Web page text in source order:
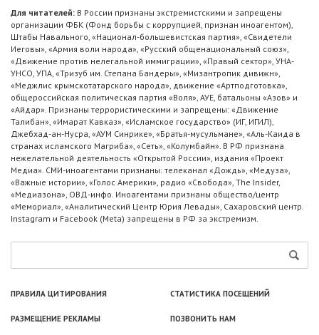
Для читателей: В России признаны экстремистскими и запрещены
организации ФБК (Фонд борьбы с коррупцией, признан иноагентом),
Штабы Навального, «Национал-большевистская партия», «Свидетели
Иеговы», «Армия воли народа», «Русский общенациональный союз»,
«Движение против нелегальной иммиграции», «Правый сектор», УНА-
УНСО, УПА, «Тризуб им. Степана Бандеры», «Мизантропик дивижн»,
«Меджлис крымскотатарского народа», движение «Артподготовка»,
общероссийская политическая партия «Воля», АУЕ, батальоны «Азов» и
«Айдар». Признаны террористическими и запрещены: «Движение
Талибан», «Имарат Кавказ», «Исламское государство» (ИГ, ИГИЛ),
Джебхад-ан-Нусра, «АУМ Синрике», «Братья-мусульмане», «Аль-Каида в
странах исламского Магриба», «Сеть», «Колумбайн». В РФ признана
нежелательной деятельность «Открытой России», издания «Проект
Медиа». СМИ-иноагентами признаны: телеканал «Дождь», «Медуза»,
«Важные истории», «Голос Америки», радио «Свобода», The Insider,
«Медиазона», ОВД-инфо. Иноагентами признаны общество/центр
«Мемориал», «Аналитический Центр Юрия Левады», Сахаровский центр.
Instagram и Facebook (Metа) запрещены в РФ за экстремизм.
ПРАВИЛА ЦИТИРОВАНИЯ СТАТИСТИКА ПОСЕЩЕНИЙ
РАЗМЕЩЕНИЕ РЕКЛАМЫ ПОЗВОНИТЬ НАМ